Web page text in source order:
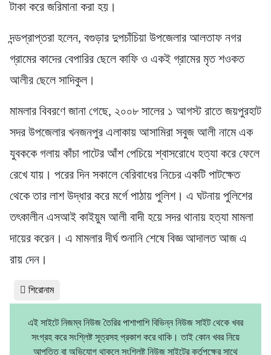
টাকা করে জরিমানা করা হয়।
দন্ডপ্রাপ্তরা হলেন, বগুড়ার দুপচাঁচিয়া উপজেলার আলতাফ নগর
গ্রামের কাদের বেপারির ছেলে কাফি ও একই গ্রামের মৃত শওকত
আলীর ছেলে সাদিকুল।
মামলার বিবরণে জানা গেছে, ২০০৮ সালের ১ আগস্ট রাতে জয়পুরহাট
সদর উপজেলার খনজনপুর এলাকায় আসামিরা সবুজ আলী নামে এক
যুবককে গলায় কাঁচা পাটের আঁশ পেচিয়ে শ্বাসরোধে হত্যা করে ফেলে
রেখে যায়। পরের দিন সকালে বেরিবাধের নিচের একটি পাটক্ষেত
থেকে তার লাশ উদ্ধার করে মর্গে পাঠায় পুলিশ। এ ঘটনায় পুলিশের
তৎকালীন এসআই কাইয়ুম আলী বাদী হয়ে সদর থানায় হত্যা মামলা
দায়ের করেন। এ মামলার দীর্ঘ শুনানি শেষে বিজ্ঞ আদালত আজ এ
রায় দেন।
শিরোনাম
এই সাইটে নিজম্ব নিউজ তৈরির পাশাপাশি বিভিন্ন নিউজ সাইট থেকে খবর
সংগ্রহ করে সংশ্লিষ্ট সূত্রসহ প্রকাশ করে থাকি। তাই কোন খবর নিয়ে
আপত্তি বা অভিযোগ থাকলে সংশ্লিষ্ট নিউজ সাইটের কর্তৃপক্ষের সাথে